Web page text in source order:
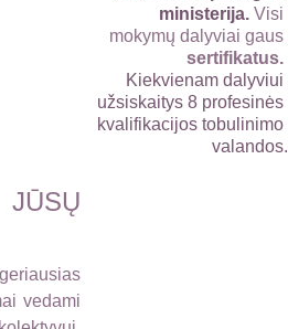
ministerija. Visi
mokymų dalyviai gaus
sertifikatus.
Kiekvienam dalyviui
užsiskaitys 8 profesinės
kvalifikacijos tobulinimo
valandos.
vedami